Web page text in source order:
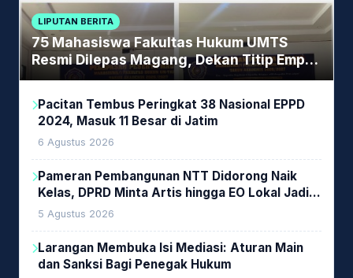
LIPUTAN BERITA
75 Mahasiswa Fakultas Hukum UMTS
Resmi Dilepas Magang, Dekan Titip Empat
Pesan Penting
Pacitan Tembus Peringkat 38 Nasional EPPD
2024, Masuk 11 Besar di Jatim
6 Agustus 2026
Pameran Pembangunan NTT Didorong Naik
Kelas, DPRD Minta Artis hingga EO Lokal Jadi
Prioritas
5 Agustus 2026
Larangan Membuka Isi Mediasi: Aturan Main
dan Sanksi Bagi Penegak Hukum